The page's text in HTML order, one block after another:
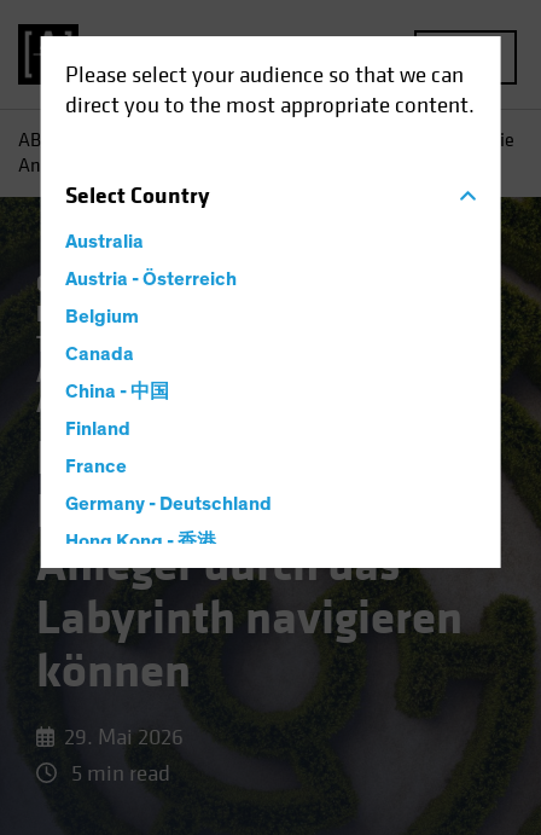
Please select your audience so that we can
direct you to the most appropriate content.
SelectCountry
Australia
Austria - Österreich
Belgium
Canada
China - 中国
Finland
France
Germany - Deutschland
Hong Kong - 香港
Hungary
Iceland
Italy - Italia
Japan - 日本
Latin America
Luxembourg and Other EMEA
AB
KI-Ethik und Regulierung: Wie
Anleger durch das Labyrinth navigieren können
Gesetzliche Auflagen
Intelligenz (KI)
Technologie und Innovation
Alternative Investments
Asset Blog
KI-Ethik und
Regulierung: Wie
Anleger durch das
Labyrinth navigieren
können
29. Mai 2026
5 min read